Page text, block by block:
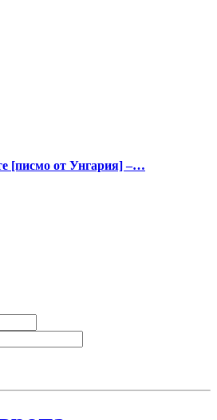
[писмо от Унгария] –…